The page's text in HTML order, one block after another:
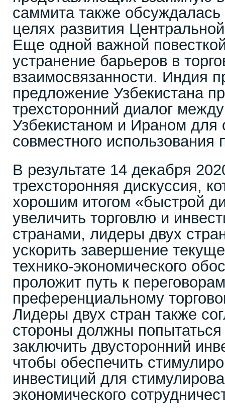
саммита также
целях развития
Еще одной важной
устранение барьеров в
взаимосвязанности. Индия
предложение Узбекистана
трехсторонний диалог
Узбекистаном и Ираном для
совместного использования
В результате 14 декабря
трехсторонняя дискуссия,
хорошим итогом «быстрой
увеличить торговлю и
странами, лидеры двух
ускорить завершение
технико-экономического
проложит путь к
преференциальному
Лидеры двух стран также
стороны должны
заключить двусторонний
чтобы обеспечить
инвестиций для
экономического